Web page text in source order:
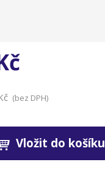
(bez DPH)
Vložit do košíku